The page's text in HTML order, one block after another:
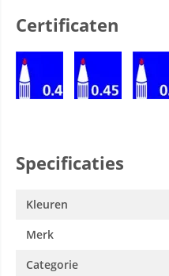
Certificaten
Specificaties
Kleuren
Merk
Categorie